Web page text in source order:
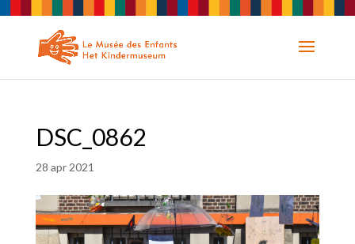
DSC_0862
28 apr 2021